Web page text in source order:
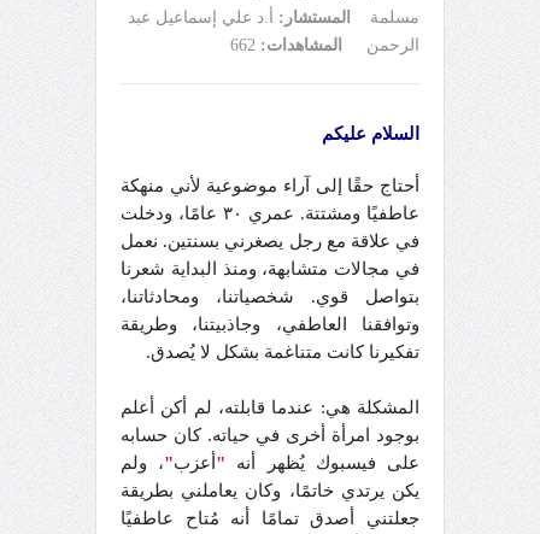
مسلمة
المستشار:
أ.د علي إسماعيل عبد
الرحمن
المشاهدات: 662
السلام عليكم
أحتاج حقًا إلى آراء موضوعية لأني منهكة
عاطفيًا ومشتتة. عمري ٣٠ عامًا، ودخلت
في علاقة مع رجل يصغرني بسنتين. نعمل
في مجالات متشابهة، ومنذ البداية شعرنا
بتواصل قوي. شخصياتنا، ومحادثاتنا،
وتوافقنا العاطفي، وجاذبيتنا، وطريقة
تفكيرنا كانت متناغمة بشكل لا يُصدق.
المشكلة هي: عندما قابلته، لم أكن أعلم
بوجود امرأة أخرى في حياته. كان حسابه
على فيسبوك يُظهر أنه " أعزب"، ولم
يكن يرتدي خاتمًا، وكان يعاملني بطريقة
جعلتني أصدق تمامًا أنه مُتاح عاطفيًا